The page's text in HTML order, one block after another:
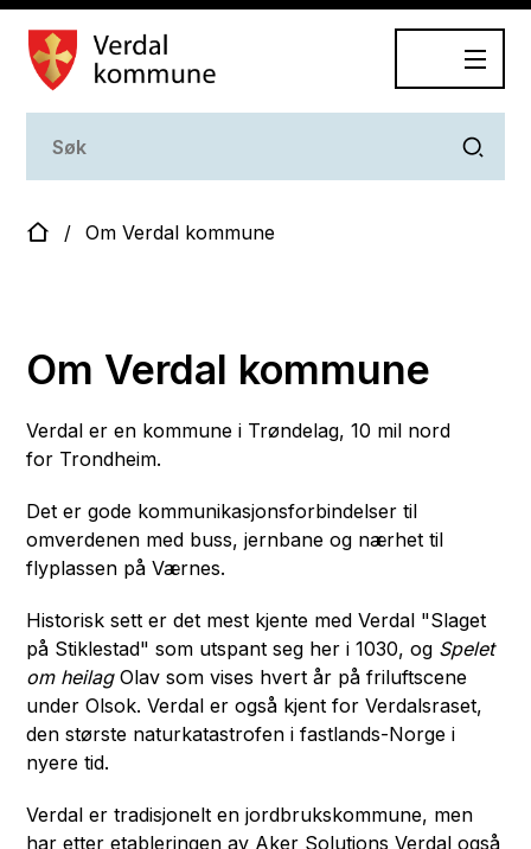
Du er her:Om Verdal kommune
Om Verdal kommune
Verdal er en kommune i Trøndelag, 10 mil nord
for Trondheim.
Det er gode kommunikasjonsforbindelser til
omverdenen med buss, jernbane og nærhet til
flyplassen på Værnes.
Historisk sett er det mest kjente med Verdal "Slaget
på Stiklestad" som utspant seg her i 1030, og Spelet
om heilagOlav som vises hvert år på friluftscene
under Olsok. Verdal er også kjent for Verdalsraset,
den største naturkatastrofen i fastlands-Norge i
nyere tid.
Verdal er tradisjonelt en jordbrukskommune, men
har etter etableringen av Aker Solutions Verdal også